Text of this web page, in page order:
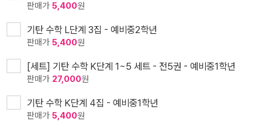
판매가 5,400원
기탄 수학 L단계 3집 - 예비중2학년
판매가 5,400원
[세트] 기탄 수학 K단계 1~5 세트 - 전5권 - 예비중1학년
판매가 27,000원
기탄 수학 K단계 4집 - 예비중1학년
판매가 5,400원